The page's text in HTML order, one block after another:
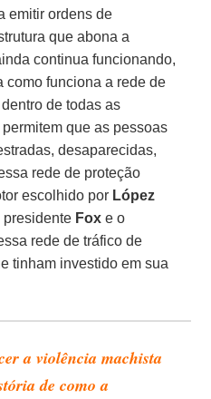
emitir ordens de
que abona a
continua funcionando,
como funciona a rede de
de todas as
que as pessoas
desaparecidas,
rede de proteção
escolhido por López
presidente Fox e o
rede de tráfico de
tinham investido em sua
a violência machista
de como a